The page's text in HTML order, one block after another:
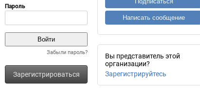
Забыли пароль?
Зарегистрироваться
Написать сообщение
Вы представитель этой
организации?
Зарегистрируйтесь